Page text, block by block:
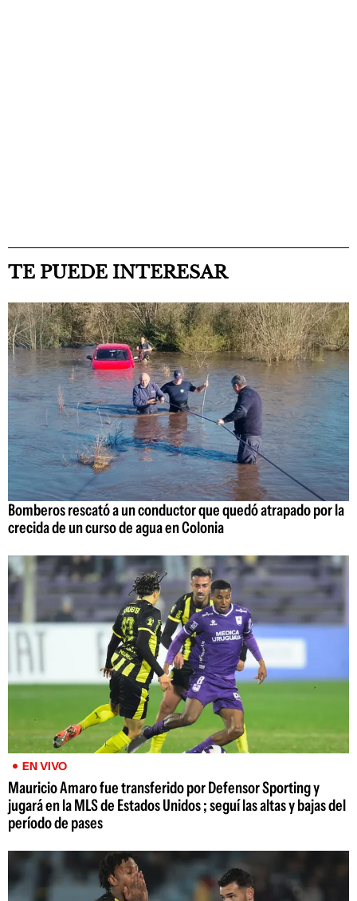
TE PUEDE INTERESAR
Bomberos rescató a un conductor que quedó atrapado por la
crecida de un curso de agua en Colonia
EN VIVO
Mauricio Amaro fue transferido por Defensor Sporting y
jugará en la MLS de Estados Unidos ; seguí las altas y bajas del
período de pases